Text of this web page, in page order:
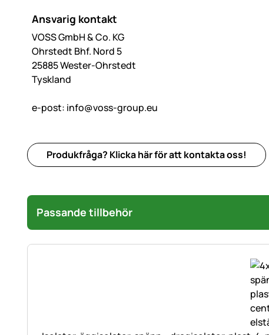
Ansvarig kontakt
VOSS GmbH & Co. KG
Ohrstedt Bhf. Nord 5
25885 Wester-Ohrstedt
Tyskland
e-post: info@voss-group.eu
Produkfråga? Klicka här för att kontakta oss!
Passande tillbehör